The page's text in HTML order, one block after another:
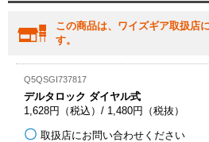
この商品は、ワイズギア取扱店
す。
Q5QSGI737817
デルタロック ダイヤル式
1,628円（税込）/ 1,480円（税抜）
取扱店にお問い合わせください